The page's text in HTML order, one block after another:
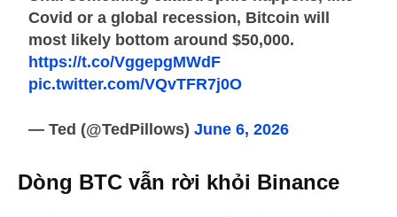
Covid or a global recession, Bitcoin will
most likely bottom around $50,000.
https://t.co/VggepgMWdF
pic.twitter.com/VQvTFR7j0O
— Ted (@TedPillows)June 6, 2026
Dòng BTC vẫn rời khỏi Binance